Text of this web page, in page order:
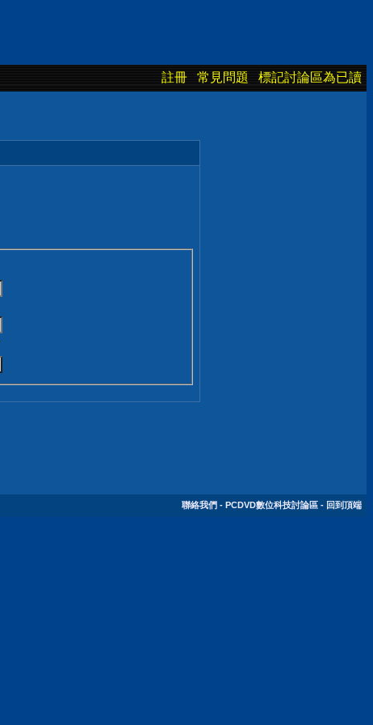
註冊 常見問題 標記討論區為已讀
聯絡我們 - PCDVD數位科技討論區 - 回到頂端